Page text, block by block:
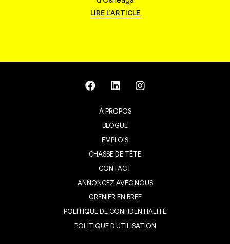
LIRE L'ARTICLE
À PROPOS
BLOGUE
EMPLOIS
CHASSE DE TÊTE
CONTACT
ANNONCEZ AVEC NOUS
GRENIER EN BREF
POLITIQUE DE CONFIDENTIALITÉ
POLITIQUE D’UTILISATION